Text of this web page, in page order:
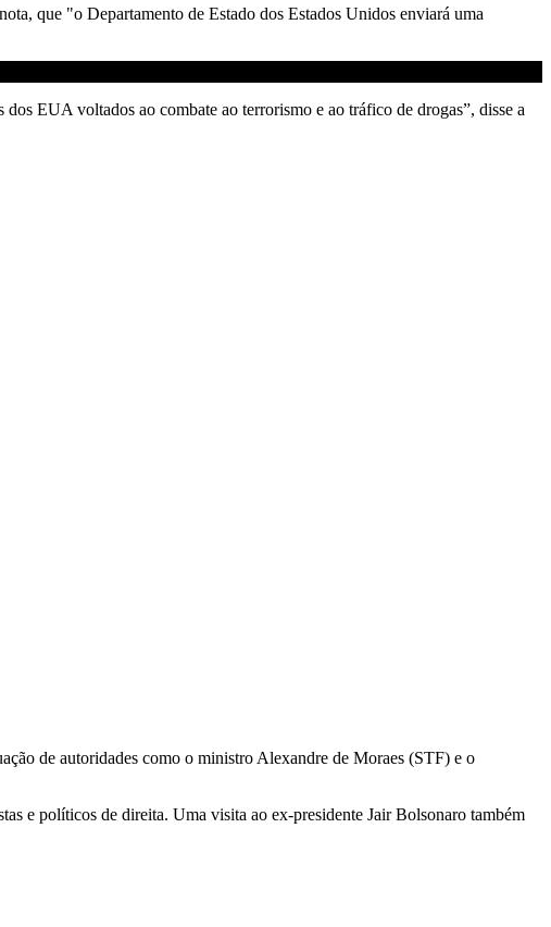
que "o Departamento de Estado dos Estados Unidos enviará uma
EUA voltados ao combate ao terrorismo e ao tráfico de drogas”, disse a
de autoridades como o ministro Alexandre de Moraes (STF) e o
e políticos de direita. Uma visita ao ex-presidente Jair Bolsonaro também